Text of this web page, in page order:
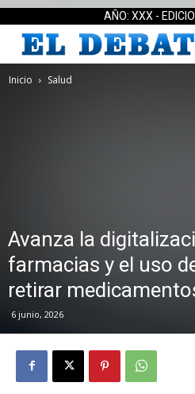
AÑO: XXX -
Inicio Salud
Avanza la
farmacias y el uso
retirar
6 junio, 2026